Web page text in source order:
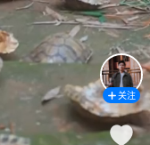
关注